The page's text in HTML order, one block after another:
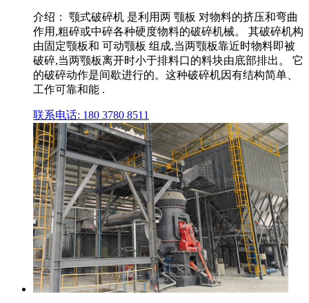
介绍： 颚式破碎机 是利用两 颚板 对物料的挤压和弯曲
作用,粗碎或中碎各种硬度物料的破碎机械。 其破碎机构
由固定颚板和 可动颚板 组成,当两颚板靠近时物料即被
破碎,当两颚板离开时小于排料口的料块由底部排出。 它
的破碎动作是间歇进行的。这种破碎机因有结构简单、
工作可靠和能 .
联系电话: 180 3780 8511